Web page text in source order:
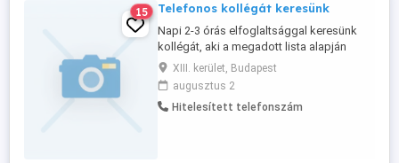
15 Telefonos kollégát keresünk
Napi 2-3 órás elfoglaltsággal keresünk
kollégát, aki a megadott lista alapján
telefonál, ügyfeleket hoz be irodánknak.
Eladni nem kell semmit, időpontot kell
egyeztetni. Irodánk a Westendnél van, de
betanulás után akár otthonról is
XIII. kerület, Budapest
augusztus 2
Hitelesített telefonszám